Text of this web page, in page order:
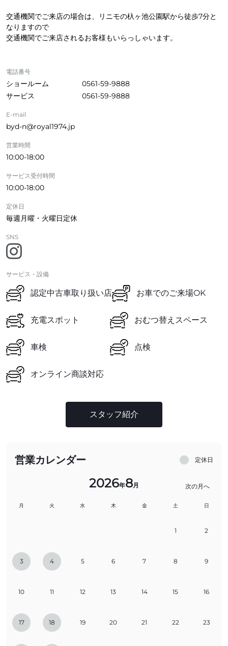
交通機関でご来店の場合は、リニモの杁ヶ池公園駅から徒歩7分と
なりますので
交通機関でご来店されるお客様もいらっしゃいます。
電話番号
ショールーム
0561-59-9888
サービス
0561-59-9888
E-mail
byd-n@royal1974.jp
営業時間
10:00-18:00
サービス受付時間
10:00-18:00
定休日
毎週月曜・火曜日定休
SNS
サービス・設備
認定中古車取り扱い店 お車でのご来場OK
充電スポット おむつ替えスペース
車検 点検
オンライン商談対応
スタッフ紹介
営業カレンダー 定休日
2026年8月 次の月へ
月 火 水 木 金 土 日
1 2
3 4 5 6 7 8 9
10 11 12 13 14 15 16
17 18 19 20 21 22 23